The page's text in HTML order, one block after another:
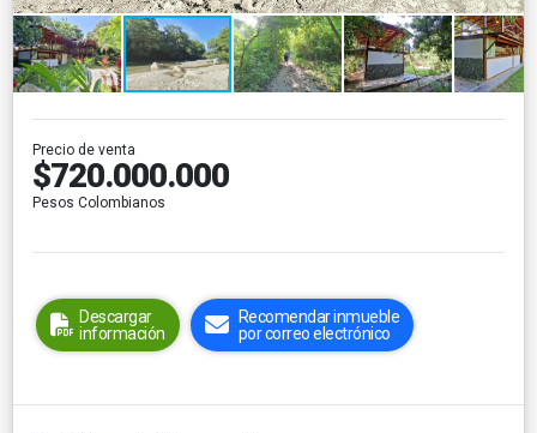
Precio de venta
$720.000.000
Pesos Colombianos
Descargar
información
Recomendar inmueble
por correo electrónico